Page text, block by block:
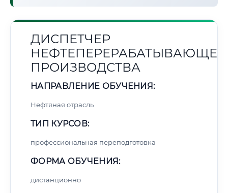
ДИСПЕТЧЕР
ПРОИЗВОДСТВА
НАПРАВЛЕНИЕ ОБУЧЕНИЯ:
Нефтяная отрасль
ТИП КУРСОВ:
профессиональная переподготовка
ФОРМА ОБУЧЕНИЯ:
дистанционно